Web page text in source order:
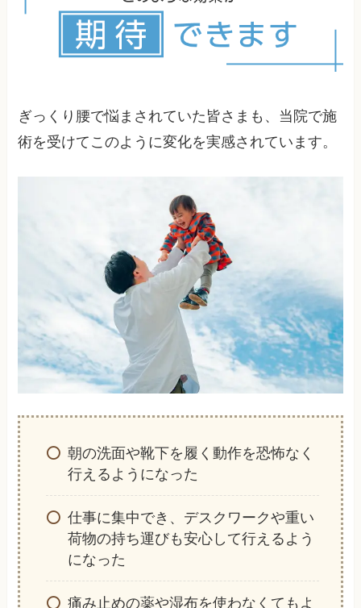
が可能です。姿勢の改善、適切な運動習慣の確
立、生活習慣の見直しなど、総合的なアプローチ
が再発防止には効果的です。当院では再発予防も
ぎっくり腰で悩まされていた皆さまも、当院で施
術を受けてこのように変化を実感されています。
朝の洗面や靴下を履く動作を恐怖なく
行えるようになった
仕事に集中でき、デスクワークや重い
荷物の持ち運びも安心して行えるよう
になった
痛み止めの薬や湿布を使わなくてもよ